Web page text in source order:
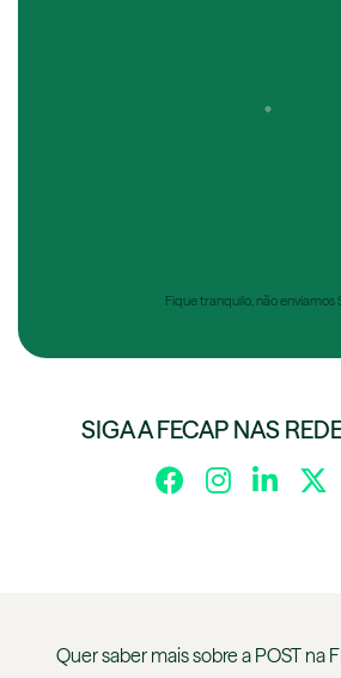
Fique tranquilo, não enviamos
SIGA A FECAP NAS
Quer saber mais sobre a POST na